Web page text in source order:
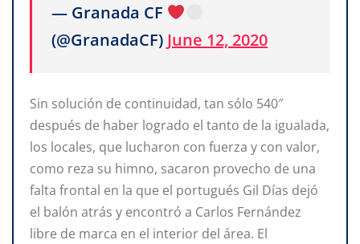
— Granada CF
(@GranadaCF) June 12, 2020
Sin solución de continuidad, tan sólo 540″
después de haber logrado el tanto de la igualada,
los locales, que lucharon con fuerza y con valor,
como reza su himno, sacaron provecho de una
falta frontal en la que el portugués Gil Días dejó
el balón atrás y encontró a Carlos Fernández
libre de marca en el interior del área. El